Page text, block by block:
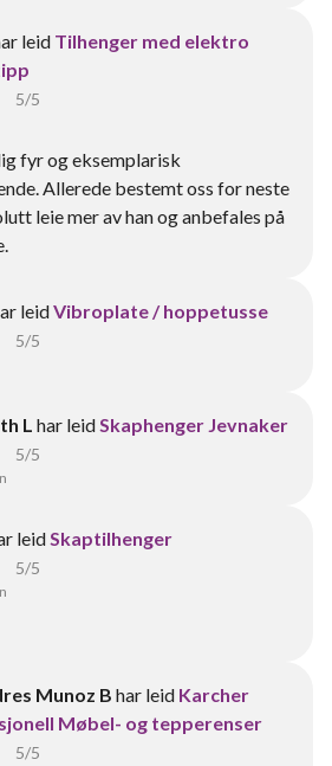
leid Tilhenger med elektro
5/5
fyr og eksemplarisk
Allerede bestemt oss for neste
leie mer av han og anbefales på
leidVibroplate / hoppetusse
5/5
L har leidSkaphenger Jevnaker
5/5
leidSkaptilhenger
5/5
Munoz B har leid Karcher
Møbel- og tepperenser
5/5